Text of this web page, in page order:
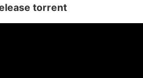
torrent